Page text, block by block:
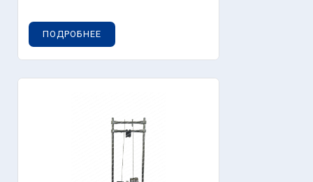
ПОДРОБНЕЕ